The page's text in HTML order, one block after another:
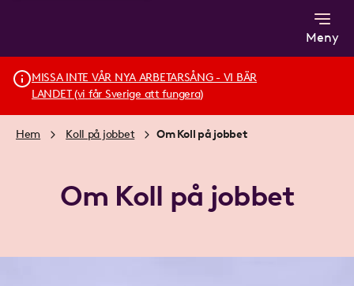
Meny
MISSA INTE VÅR NYA ARBETARSÅNG - VI BÄR
LANDET (vi får Sverige att fungera)
Hem Koll på jobbet Om Koll på jobbet
Om Koll på jobbet